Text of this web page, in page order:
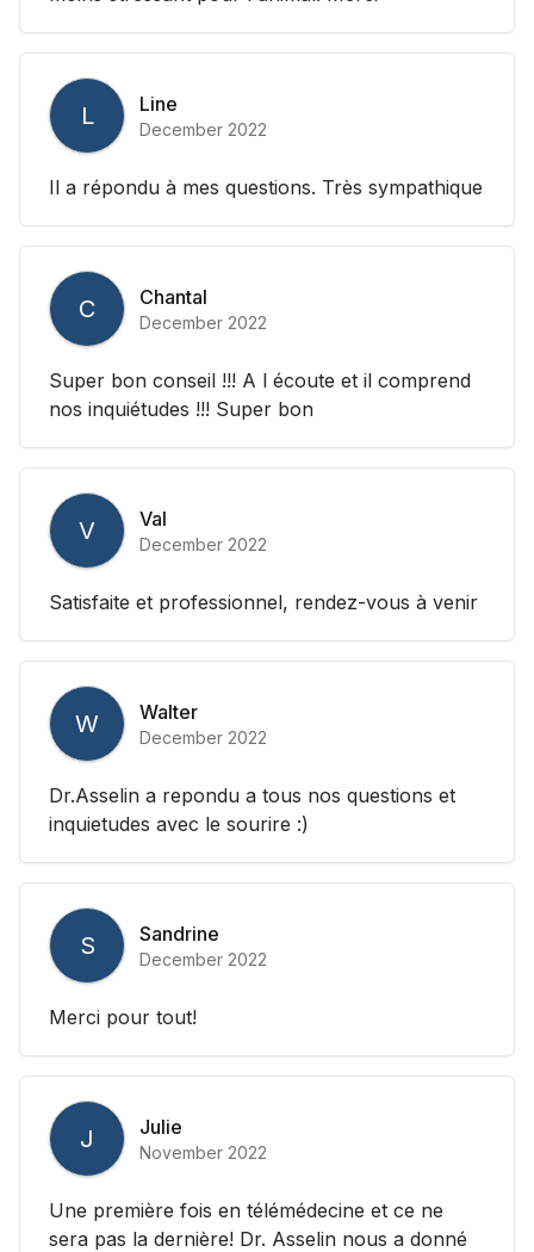
L Line
December 2022
Il a répondu à mes questions. Très sympathique
C Chantal
December 2022
Super bon conseil !!! A l écoute et il comprend
nos inquiétudes !!! Super bon
V Val
December 2022
Satisfaite et professionnel, rendez-vous à venir
W Walter
December 2022
Dr.Asselin a repondu a tous nos questions et
inquietudes avec le sourire :)
S Sandrine
December 2022
Merci pour tout!
J Julie
November 2022
Une première fois en télémédecine et ce ne
sera pas la dernière! Dr. Asselin nous a donné